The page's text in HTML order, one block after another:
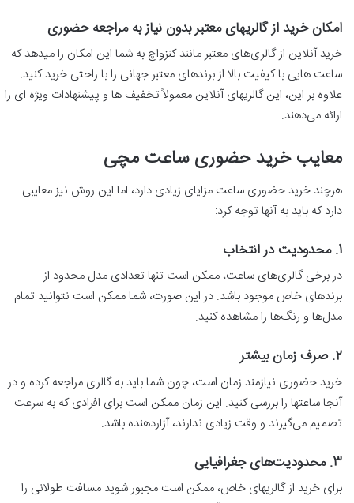
امکان خرید از گالریهای معتبر بدون نیاز به مراجعه حضوری
خرید آنلاین از گالری‌های معتبر مانند کنزواچ به شما این امکان را میدهد که
ساعت هایی با کیفیت بالا از برندهای معتبر جهانی را با راحتی خرید کنید.
علاوه بر این، این گالریهای آنلاین معمولاً تخفیف ها و پیشنهادات ویژه ای را
ارائه می‌دهند.
معایب خرید حضوری ساعت مچی
هرچند خرید حضوری ساعت مزایای زیادی دارد، اما این روش نیز معایبی
دارد که باید به آنها توجه کرد:
1. محدودیت در انتخاب
در برخی گالری‌های ساعت، ممکن است تنها تعدادی مدل محدود از
برندهای خاص موجود باشد. در این صورت، شما ممکن است نتوانید تمام
مدل‌ها و رنگ‌ها را مشاهده کنید.
2. صرف زمان بیشتر
خرید حضوری نیازمند زمان است، چون شما باید به گالری مراجعه کرده و در
آنجا ساعتها را بررسی کنید. این زمان ممکن است برای افرادی که به سرعت
تصمیم می‌گیرند و وقت زیادی ندارند، آزاردهنده باشد.
3. محدودیت‌های جغرافیایی
برای خرید از گالریهای خاص، ممکن است مجبور شوید مسافت طولانی را